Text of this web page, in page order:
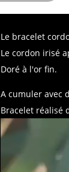
Le bracelet
Le cordon irisé
Doré à l'or fin.
A cumuler avec
Bracelet réalisé
Lecteur